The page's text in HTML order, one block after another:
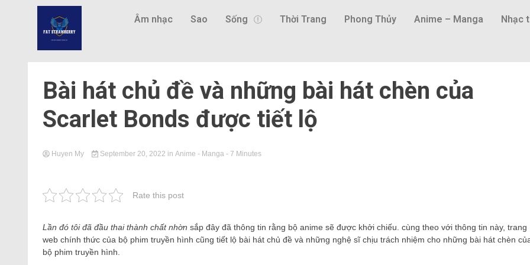
Âm nhạc Sao Sống Thời Trang Phong Thủy Anime – Manga Nhạc
Bài hát chủ đề và những bài hát chèn của
Scarlet Bonds được tiết lộ
Huyen My September 20, 2022 in Anime - Manga - 7 Minutes
Rate this post
Lần đó tôi đã đầu thai thành chất nhờn sắp đây đã thông tin rằng bộ anime sẽ được khởi chiếu. cùng theo với thông tin này, trang
web chính thức của bộ phim truyền hình cũng tiết lộ bài hát chủ đề và những nghệ sĩ chịu trách nhiệm cho những bài hát chèn
bộ phim truyền hình.